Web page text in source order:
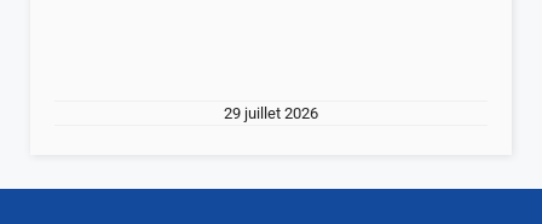
29 juillet 2026